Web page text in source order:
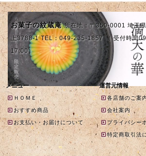
お菓子の紋蔵庵 所在地：〒350-0001 埼玉
上3788-1 TEL：049-235-1857 （ 受付時間
17:00）
メニュー
ＨＯＭＥ
おすすめ商品
お支払い・お届けについて
運営元情報
各店舗のご案
会社案内
プライバシー
特定商取引法